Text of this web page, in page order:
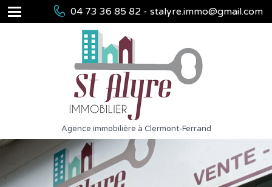
04 73 36 85 82 - stalyre.immo@gmail.com
Agence immobilière à Clermont-Ferrand